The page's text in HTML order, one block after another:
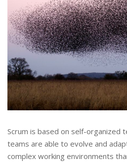
Scrum is based on self-organized
teams are able to evolve and
complex working environments